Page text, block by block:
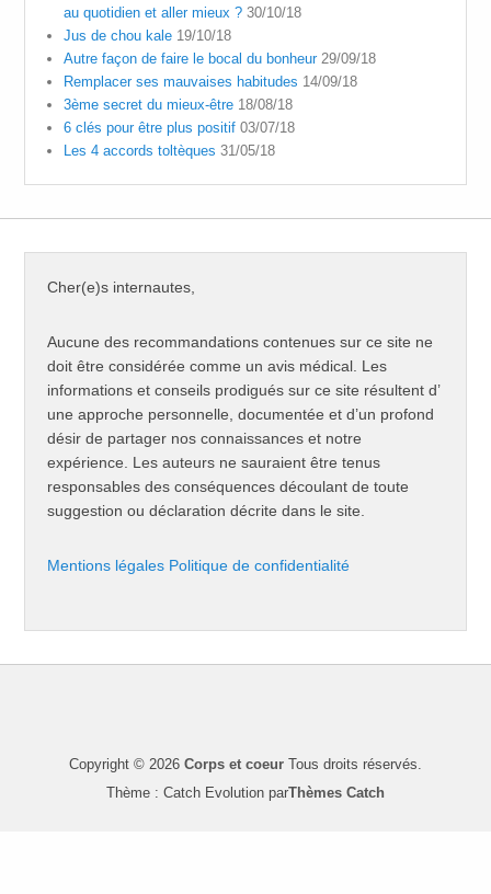
au quotidien et aller mieux ? 30/10/18
Jus de chou kale 19/10/18
Autre façon de faire le bocal du bonheur 29/09/18
Remplacer ses mauvaises habitudes 14/09/18
3ème secret du mieux-être 18/08/18
6 clés pour être plus positif 03/07/18
Les 4 accords toltèques 31/05/18
Cher(e)s internautes,
Aucune des recommandations contenues sur ce site ne
doit être considérée comme un avis médical. Les
informations et conseils prodigués sur ce site résultent d’
une approche personnelle, documentée et d’un profond
désir de partager nos connaissances et notre
expérience. Les auteurs ne sauraient être tenus
responsables des conséquences découlant de toute
suggestion ou déclaration décrite dans le site.
Mentions légales Politique de confidentialité
Copyright © 2026 Corps et coeur Tous droits réservés.
Thème : Catch Evolution parThèmes Catch